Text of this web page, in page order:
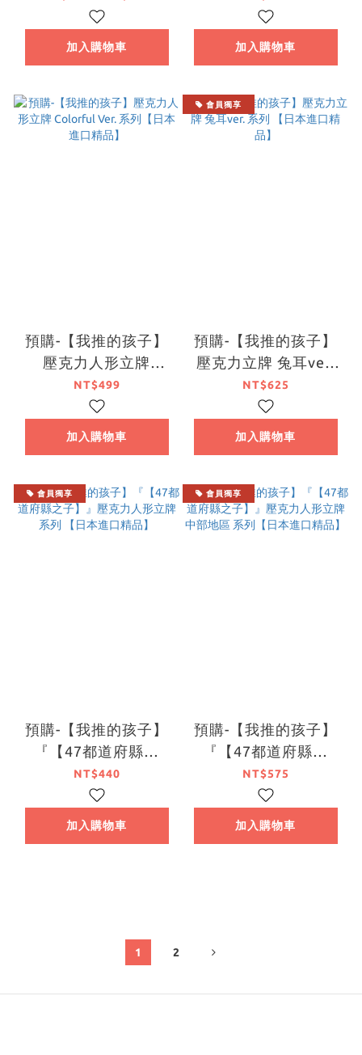
加入購物車 加入購物車
預購-【我推的孩子】
壓克力人形立牌
Colorful Ver. 系列
【日本進口精品】
NT$499
加入購物車
會員獨享
預購-【我推的孩子】
壓克力立牌 兔耳ver.
系列 【日本進口精
品】
NT$625
加入購物車
會員獨享
預購-【我推的孩子】
『【47都道府縣之
子】』壓克力人形立牌
系列 【日本進口精
品】
NT$440
加入購物車
會員獨享
預購-【我推的孩子】
『【47都道府縣之
子】』壓克力人形立牌
中部地區 系列【日本
進口精品】
NT$575
加入購物車
1 2